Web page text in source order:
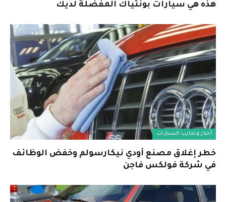
هذه هي سيارات بونتياك المفضلة لديك
أخبار وتجارب السيارات
خطر إغلاق مصنع أودي نيكارسولم وخفض الوظائف
في شركة فولكس فاجن